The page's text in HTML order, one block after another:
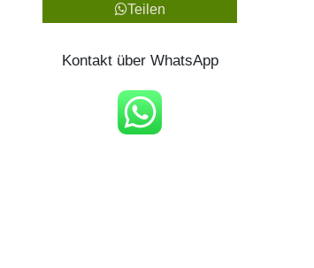
Teilen
Kontakt über WhatsApp